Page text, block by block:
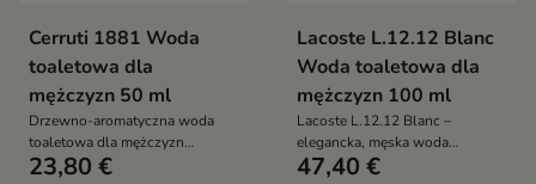
Cerruti 1881 Woda
toaletowa dla
mężczyzn 50 ml
Drzewno-aromatyczna woda
toaletowa dla mężczyzn
tolasyczny, elegancki zapach z
23,80 €
Lacoste L.12.12 Blanc
Woda toaletowa dla
mężczyzn 100 ml
Lacoste L.12.12 Blanc –
elegancka, męska woda
toaletowa o nutach rozmarynu,
47,40 €